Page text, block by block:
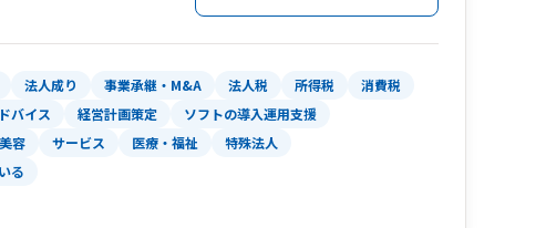
法人成り 事業承継・M&A 法人税 所得税
消費税
バイス 経営計画策定 ソフトの導入運用支援
容 サービス 医療・福祉 特殊法人
る